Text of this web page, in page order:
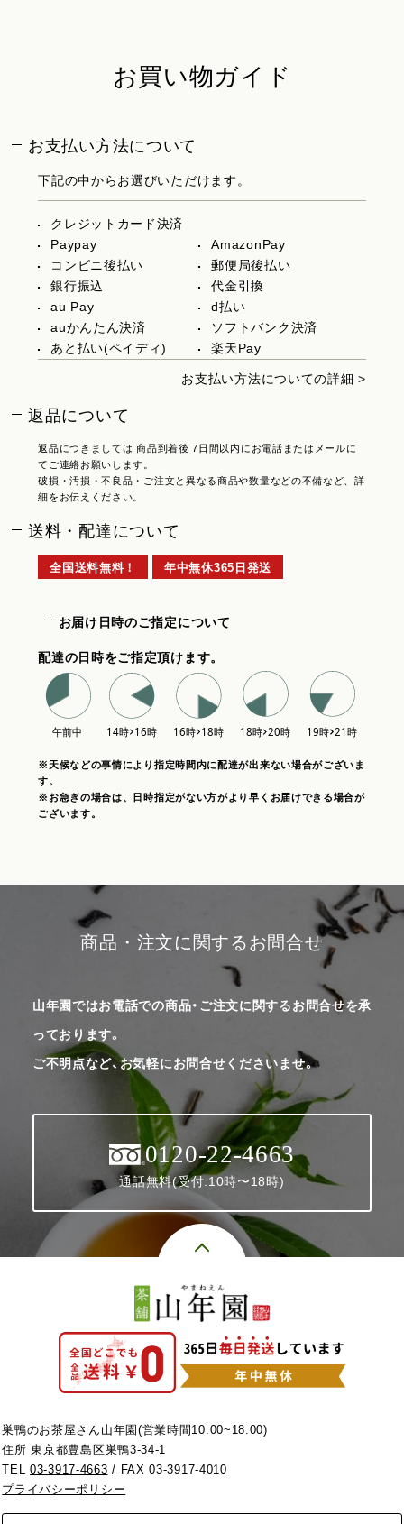
お買い物ガイド
お支払い方法について
下記の中からお選びいただけます。
クレジットカード決済
Paypay
AmazonPay
コンビニ後払い
郵便局後払い
銀行振込
代金引換
au Pay
d払い
auかんたん決済
ソフトバンク決済
あと払い(ペイディ)
楽天Pay
お支払い方法についての詳細 >
返品について
返品につきましては 商品到着後 7日間以内にお電話またはメールに
てご連絡お願いします。
破損・汚損・不良品・ご注文と異なる商品や数量などの不備など、詳
細をお伝えください。
送料・配達について
全国送料無料！ 年中無休365日発送
お届け日時のご指定について
配達の日時をご指定頂けます。
※天候などの事情により指定時間内に配達が出来ない場合がございま
す。
※お急ぎの場合は、日時指定がない方がより早くお届けできる場合が
ございます。
商品・注文に関するお問合せ
山年園ではお電話での商品・ご注文に関するお問合せを承
っております。
ご不明点など、お気軽にお問合せくださいませ。
0120-22-4663
通話無料(受付:10時〜18時)
巣鴨のお茶屋さん山年園(営業時間10:00~18:00)
住所 東京都豊島区巣鴨3-34-1
TEL03-3917-4663 / FAX 03-3917-4010
プライバシーポリシー